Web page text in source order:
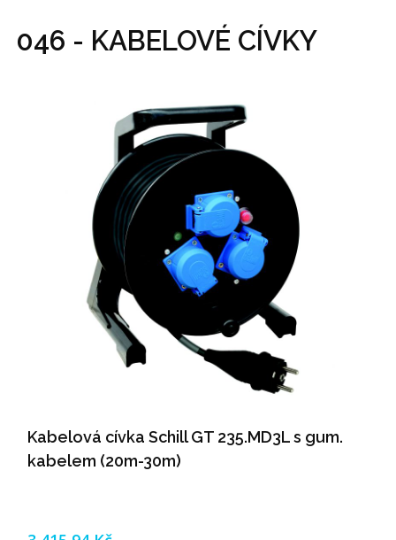
046 - KABELOVÉ CÍVKY
Kabelová cívka Schill GT 235.MD3L s gum.
kabelem (20m-30m)